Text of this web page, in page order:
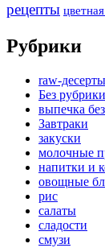
рецепты
Рубрики
raw-десерты
Без рубрики
выпечка
Завтраки
закуски
молочные
напитки и
овощные
рис
салаты
сладости
смузи